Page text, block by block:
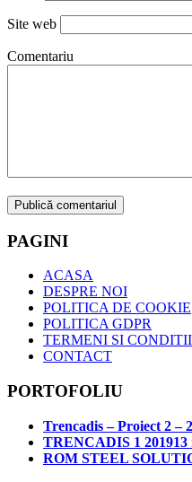
Site web
Comentariu
PAGINI
ACASA
DESPRE NOI
POLITICA DE COOKIE
POLITICA GDPR
TERMENI SI CONDITII
CONTACT
PORTOFOLIU
Trencadis – Proiect 2 –
TRENCADIS 1 201913
ROM STEEL